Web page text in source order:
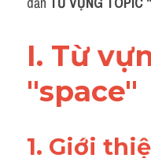
Đề thi thật Task 1
Adv
Cách dùng từ
I. Từ
"space"
1. Giới